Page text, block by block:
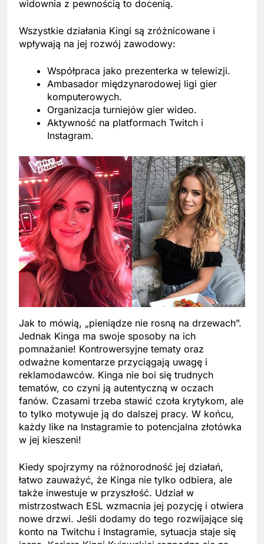
widownia z pewnością to docenią.
Wszystkie działania Kingi są zróżnicowane i
wpływają na jej rozwój zawodowy:
Współpraca jako prezenterka w telewizji.
Ambasador międzynarodowej ligi gier
komputerowych.
Organizacja turniejów gier wideo.
Aktywność na platformach Twitch i
Instagram.
Jak to mówią, „pieniądze nie rosną na drzewach”.
Jednak Kinga ma swoje sposoby na ich
pomnażanie! Kontrowersyjne tematy oraz
odważne komentarze przyciągają uwagę i
reklamodawców. Kinga nie boi się trudnych
tematów, co czyni ją autentyczną w oczach
fanów. Czasami trzeba stawić czoła krytykom, ale
to tylko motywuje ją do dalszej pracy. W końcu,
każdy like na Instagramie to potencjalna złotówka
w jej kieszeni!
Kiedy spojrzymy na różnorodność jej działań,
łatwo zauważyć, że Kinga nie tylko odbiera, ale
także inwestuje w przyszłość. Udział w
mistrzostwach ESL wzmacnia jej pozycję i otwiera
nowe drzwi. Jeśli dodamy do tego rozwijające się
konto na Twitchu i Instagramie, sytuacja staje się